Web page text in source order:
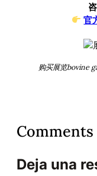
官
购买展览bovine
Comments
Deja una